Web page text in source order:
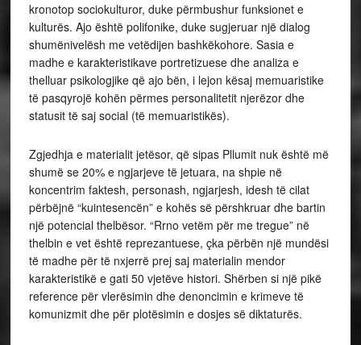
kronotop sociokulturor, duke përmbushur funksionet e
kulturës. Ajo është polifonike, duke sugjeruar një dialog
shumënivelësh me vetëdijen bashkëkohore. Sasia e
madhe e karakteristikave portretizuese dhe analiza e
thelluar psikologjike që ajo bën, i lejon kësaj memuaristike
të pasqyrojë kohën përmes personalitetit njerëzor dhe
statusit të saj social (të memuaristikës).
Zgjedhja e materialit jetësor, që sipas Pllumit nuk është më
shumë se 20% e ngjarjeve të jetuara, na shpie në
koncentrim faktesh, personash, ngjarjesh, idesh të cilat
përbëjnë “kuintesencën” e kohës së përshkruar dhe bartin
një potencial thelbësor. “Rrno vetëm për me tregue” në
thelbin e vet është reprezantuese, çka përbën një mundësi
të madhe për të nxjerrë prej saj materialin mendor
karakteristikë e gati 50 vjetëve histori. Shërben si një pikë
reference për vlerësimin dhe denoncimin e krimeve të
komunizmit dhe për plotësimin e dosjes së diktaturës.